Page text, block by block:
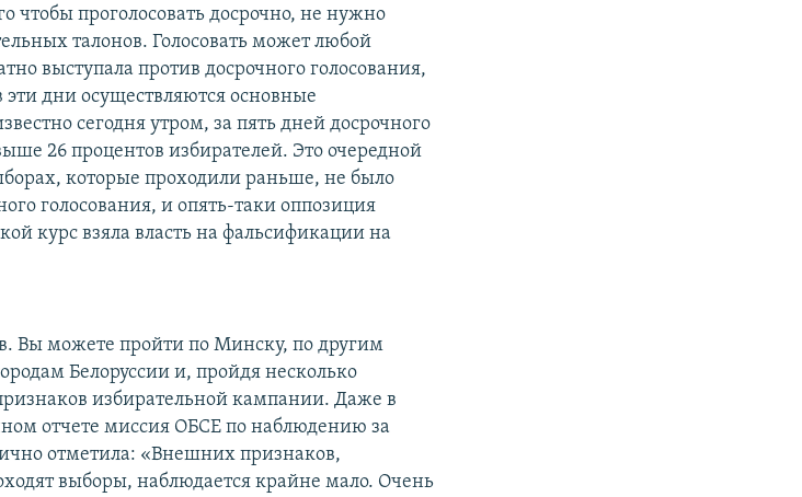
чтобы проголосовать досрочно, не нужно
талонов. Голосовать может любой
выступала против досрочного голосования,
эти дни осуществляются основные
сегодня утром, за пять дней досрочного
26 процентов избирателей. Это очередной
которые проходили раньше, не было
голосования, и опять-таки оппозиция
курс взяла власть на фальсификации на
Вы можете пройти по Минску, по другим
Белоруссии и, пройдя несколько
избирательной кампании. Даже в
отчете миссия ОБСЕ по наблюдению за
отметила: «Внешних признаков,
выборы, наблюдается крайне мало. Очень